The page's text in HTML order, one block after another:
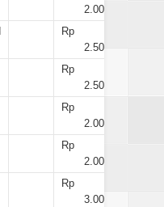
2.000
Rp
2.500
Rp
2.500
Rp
2.000
Rp
2.000
Rp
3.000